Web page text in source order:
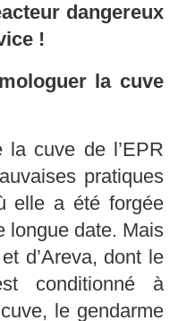
dangereux
!
la cuve
cuve de l’EPR
pratiques
elle a été forgée
longue date. Mais
d’Areva, dont le
conditionné à
le gendarme